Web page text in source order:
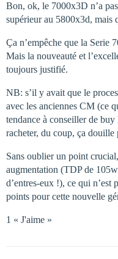
Bon, ok, le 7000x3D n’a
supérieur au 5800x3d, mais
Ça n’empêche que la Serie
Mais la nouveauté et
toujours justifié.
NB: s’il y avait que le
avec les anciennes CM (ce
tendance à conseiller de
racheter, du coup, ça
Sans oublier un point
augmentation (TDP de
d’entres-eux !), ce qui n’est
points pour cette nouvelle
1 « J'aime »